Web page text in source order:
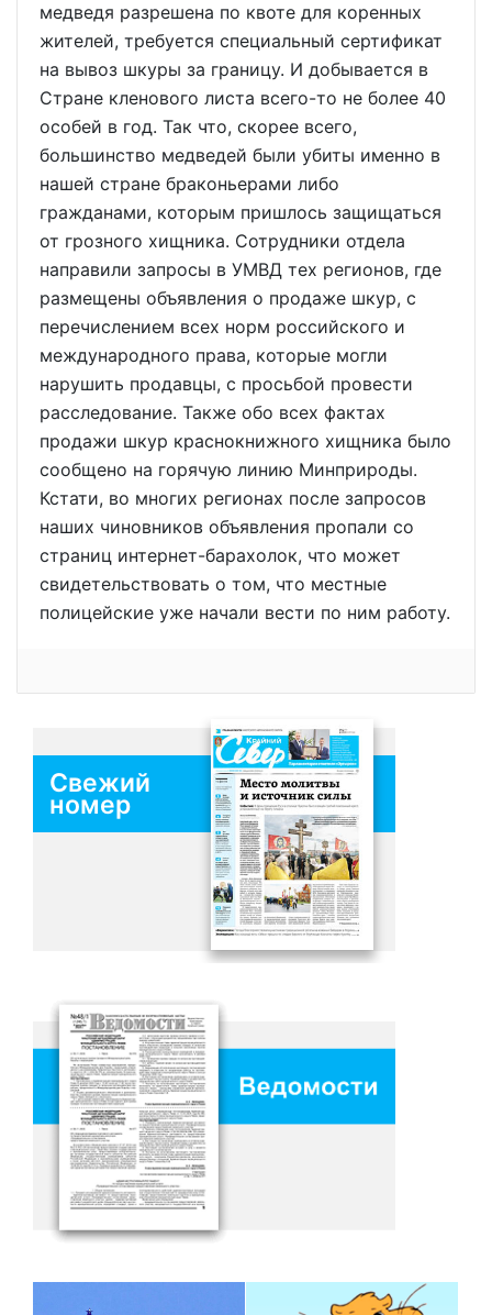
медведя разрешена по квоте для коренных
жителей, требуется специальный сертификат
на вывоз шкуры за границу. И добывается в
Стране кленового листа всего-то не более 40
особей в год. Так что, скорее всего,
большинство медведей были убиты именно в
нашей стране браконьерами либо
гражданами, которым пришлось защищаться
от грозного хищника. Сотрудники отдела
направили запросы в УМВД тех регионов, где
размещены объявления о продаже шкур, с
перечислением всех норм российского и
международного права, которые могли
нарушить продавцы, с просьбой провести
расследование. Также обо всех фактах
продажи шкур краснокнижного хищника было
сообщено на горячую линию Минприроды.
Кстати, во многих регионах после запросов
наших чиновников объявления пропали со
страниц интернет-барахолок, что может
свидетельствовать о том, что местные
полицейские уже начали вести по ним работу.
Свежий
номер